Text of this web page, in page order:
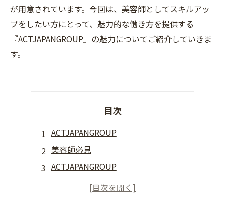
が用意されています。今回は、美容師としてスキルアッ
プをしたい方にとって、魅力的な働き方を提供する
『ACTJAPANGROUP』の魅力についてご紹介していきま
す。
目次
ACTJAPANGROUP
美容師必見
ACTJAPANGROUP
ACTJAPANGROUP